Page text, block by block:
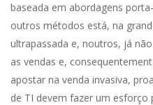
baseada em abordagens
outros métodos está, na
ultrapassada e, noutros, já
as vendas e,
apostar na venda invasiva,
de TI devem fazer um esforço